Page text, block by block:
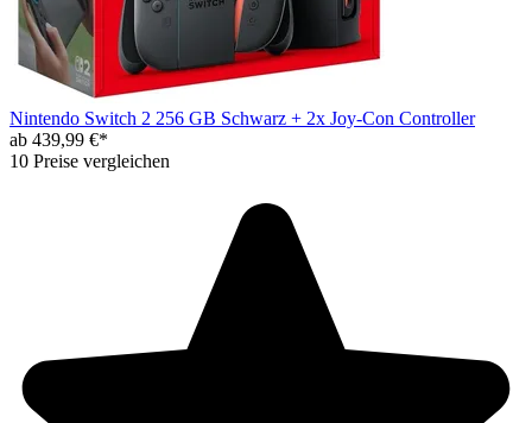
Nintendo Switch 2 256 GB Schwarz + 2x Joy-Con Controller
ab 439,99 €*
10 Preise vergleichen